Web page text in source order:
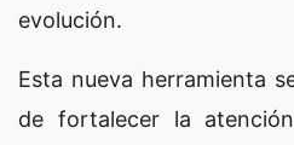
evolución.
Esta nueva herramienta
de fortalecer la